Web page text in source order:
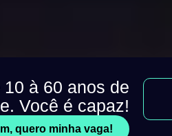
à 60 anos de
Você é capaz!
quero minha vaga!